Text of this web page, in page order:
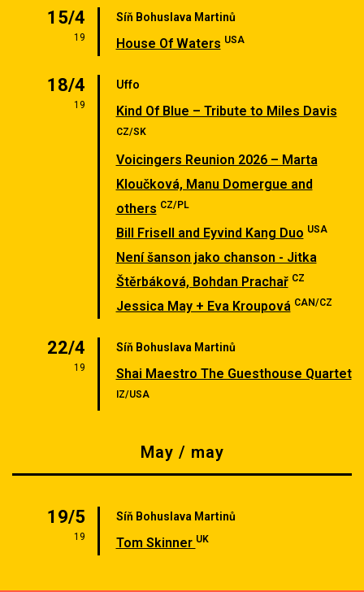
15/4
19
Síň Bohuslava Martinů
House Of Waters USA
18/4
19
Uffo
Kind Of Blue – Tribute to Miles Davis
CZ/SK
Voicingers Reunion 2026 – Marta
Kloučková, Manu Domergue and
others CZ/PL
Bill Frisell and Eyvind Kang Duo USA
Není šanson jako chanson - Jitka
Štěrbáková, Bohdan Prachař CZ
Jessica May + Eva Kroupová CAN/CZ
22/4
19
Síň Bohuslava Martinů
Shai Maestro The Guesthouse Quartet
IZ/USA
May / may
19/5
19
Síň Bohuslava Martinů
Tom Skinner UK